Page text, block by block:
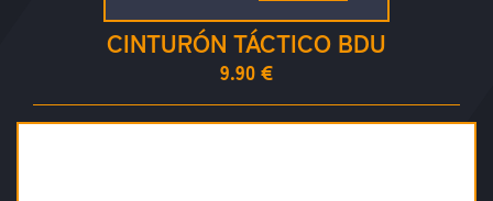
CINTURÓN TÁCTICO BDU
9.90 €